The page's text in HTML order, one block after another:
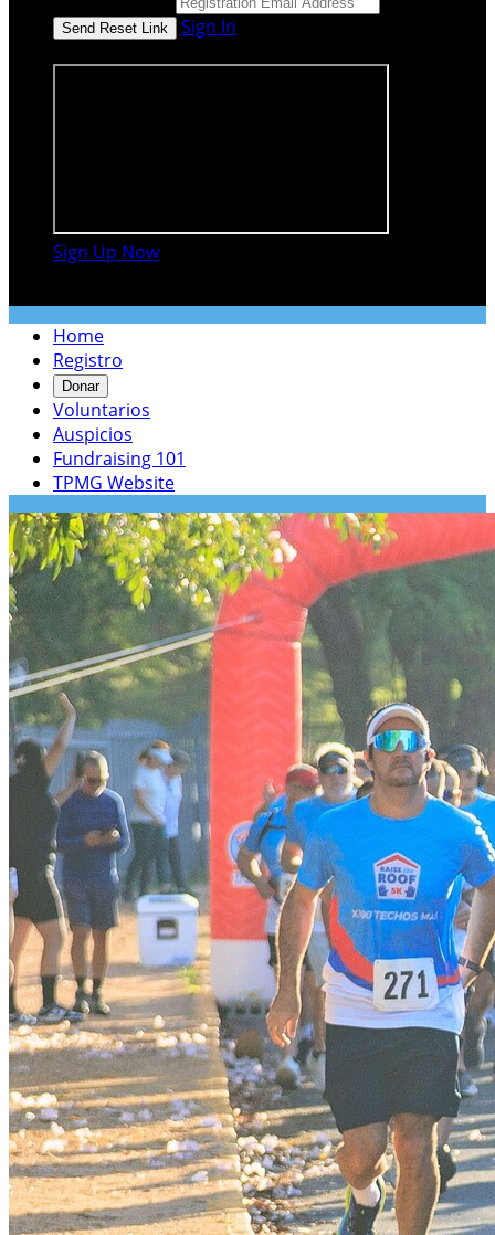
Sign In
Sign Up Now
Home
Registro
Donar
Voluntarios
Auspicios
Fundraising 101
TPMG Website